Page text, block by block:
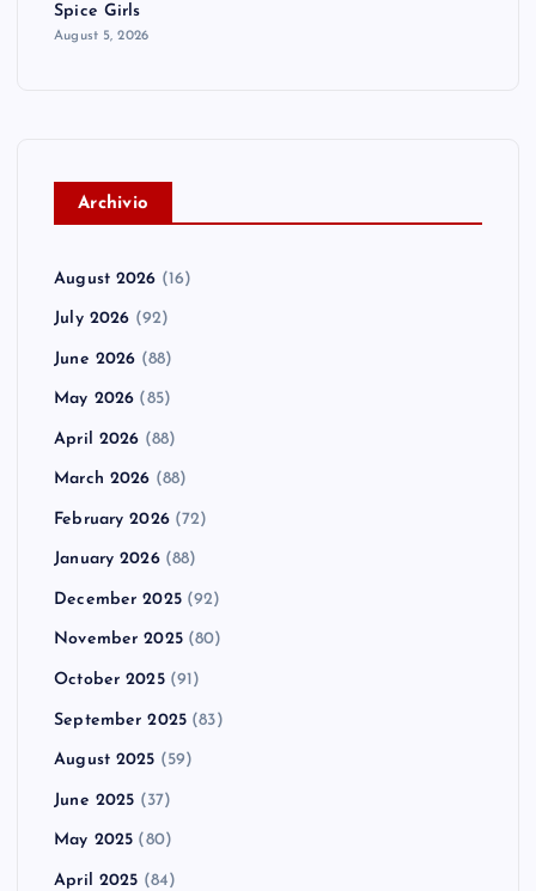
Spice Girls
August 5, 2026
Archivio
August 2026 (16)
July 2026 (92)
June 2026 (88)
May 2026 (85)
April 2026 (88)
March 2026 (88)
February 2026(72)
January 2026(88)
December 2025(92)
November 2025(80)
October 2025(91)
September 2025 (83)
August 2025 (59)
June 2025 (37)
May 2025 (80)
April 2025 (84)